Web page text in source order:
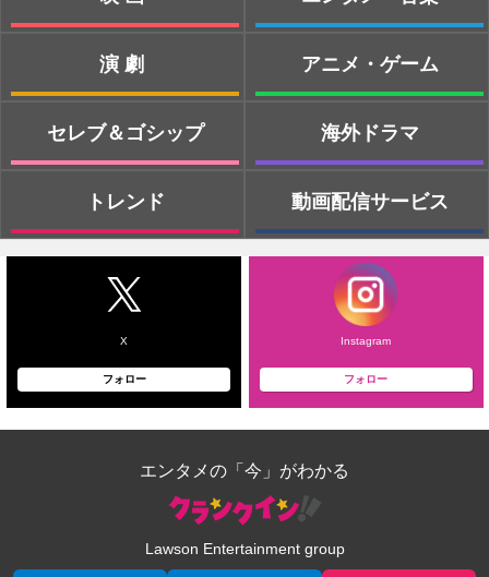
演劇
セレブ＆ゴシップ
トレンド
アニメ・ゲーム
海外ドラマ
動画配信サービス
X
フォロー
Instagram
フォロー
エンタメの「今」がわかる
Lawson Entertainment group